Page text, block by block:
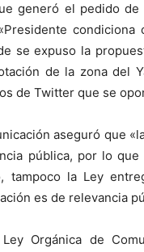
generó el pedido
condiciona
se expuso la
de la zona del
de Twitter que se
aseguró que
pública, por lo
tampoco la Ley
es de relevancia
Orgánica de